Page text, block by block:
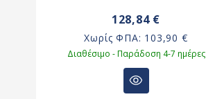
128,84 €
Χωρίς ΦΠΑ: 103,90 €
Διαθέσιμο - Παράδοση 4-7 ημέρες